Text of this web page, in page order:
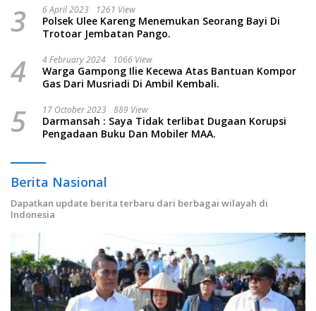
3 6 April 2023 1261 View
Polsek Ulee Kareng Menemukan Seorang Bayi Di
Trotoar Jembatan Pango.
4 4 February 2024 1066 View
Warga Gampong Ilie Kecewa Atas Bantuan Kompor
Gas Dari Musriadi Di Ambil Kembali.
5 17 October 2023 889 View
Darmansah : Saya Tidak terlibat Dugaan Korupsi
Pengadaan Buku Dan Mobiler MAA.
Berita Nasional
Dapatkan update berita terbaru dari berbagai wilayah di
Indonesia